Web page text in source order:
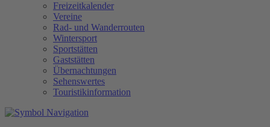
Freizeitkalender
Vereine
Rad- und Wanderrouten
Wintersport
Sportstätten
Gaststätten
Übernachtungen
Sehenswertes
Touristikinformation